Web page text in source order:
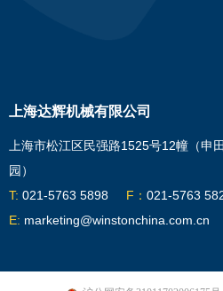
上海达辉机械有限公司
上海市松江区民强路1525号12幢（申
园）
T: 021-5763 5898 F： 021-5763
E: marketing@winstonchina.com.cn